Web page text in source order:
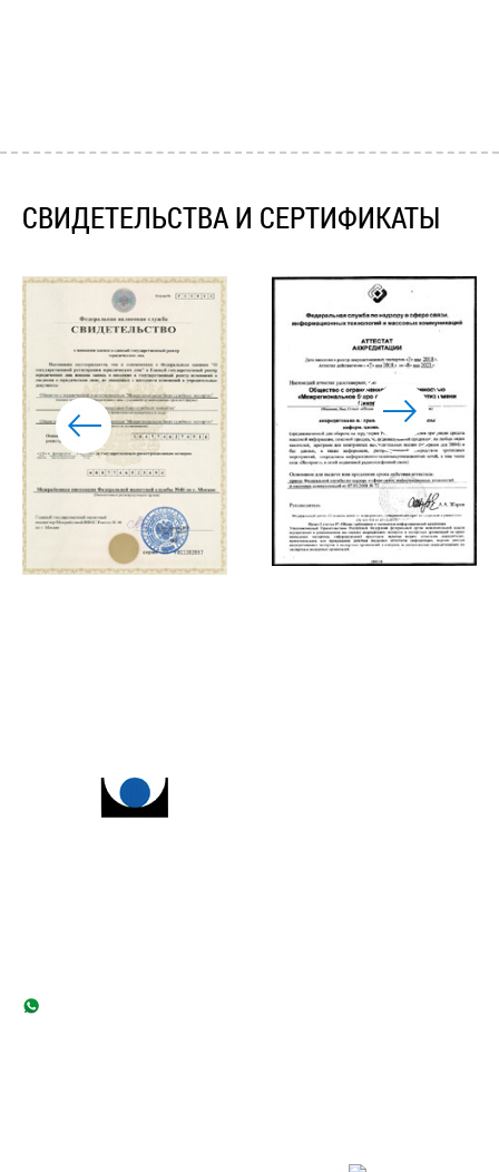
СВИДЕТЕЛЬСТВА И СЕРТИФИКАТЫ